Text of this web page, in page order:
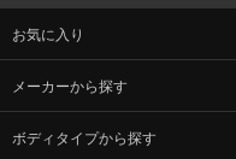
お気に入り
メーカーから探す
ボディタイプから探す